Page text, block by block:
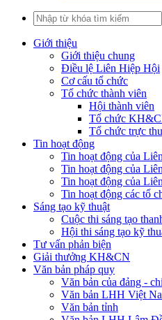
Giới thiệu
Giới thiệu chung
Điều lệ Liên Hiệp Hội
Cơ cấu tổ chức
Tổ chức thành viên
Hội thành viên
Tổ chức
Tổ chức trực
Tin hoạt động
Tin hoạt động của
Tin hoạt động của
Tin hoạt động của
Tin hoạt động các tổ
Sáng tạo kỹ thuật
Cuộc thi sáng tạo
Hội thi sáng tạo kỹ
Tư vấn phản biện
Giải thưởng KH&CN
Văn bản pháp quy
Văn bản của đảng -
Văn bản LHH Việt
Văn bản tỉnh